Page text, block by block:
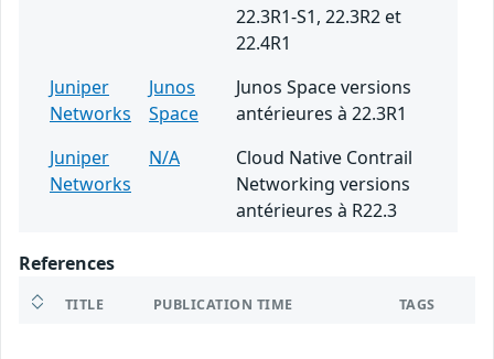
22.3R1-S1, 22.3R2 et
22.4R1
Juniper
Networks
Junos
Space
Junos Space versions
antérieures à 22.3R1
Juniper
Networks
N/A
Cloud Native Contrail
Networking versions
antérieures à R22.3
References
TITLE PUBLICATION TIME TAGS